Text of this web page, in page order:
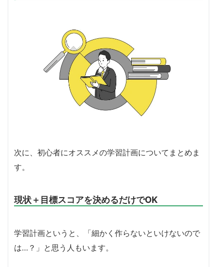
次に、初心者にオススメの学習計画についてまとめま
す。
現状＋目標スコアを決めるだけでOK
学習計画というと、「細かく作らないといけないので
は…？」と思う人もいます。